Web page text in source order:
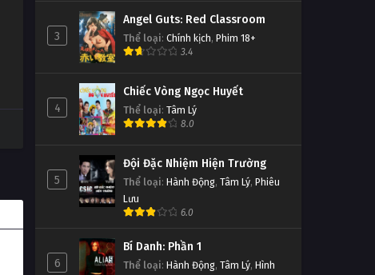
3
Angel Guts: Red Classroom
Thể loại: Chính kịch, Phim 18+
3.4
4
Chiếc Vòng Ngọc Huyết
Thể loại: Tâm Lý
8.0
5
Đội Đặc Nhiệm Hiện Trường
Thể loại: Hành Động, Tâm Lý, Phiêu
Lưu
6.0
6
Bí Danh: Phần 1
Thể loại: Hành Động, Tâm Lý, Hình